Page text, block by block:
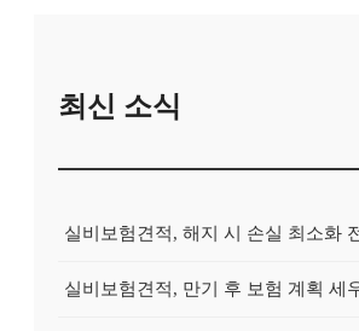
최신 소식
실비보험견적, 해지 시 손실 최소화
실비보험견적, 만기 후 보험 계획 세